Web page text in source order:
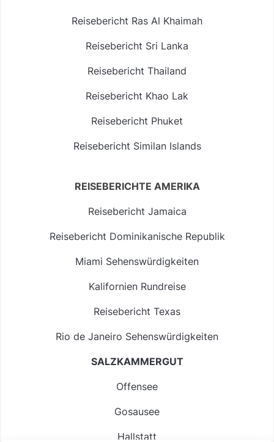
Reisebericht Ras Al Khaimah
Reisebericht Sri Lanka
Reisebericht Thailand
Reisebericht Khao Lak
Reisebericht Phuket
Reisebericht Similan Islands
REISEBERICHTE AMERIKA
Reisebericht Jamaica
Reisebericht Dominikanische Republik
Miami Sehenswürdigkeiten
Kalifornien Rundreise
Reisebericht Texas
Rio de Janeiro Sehenswürdigkeiten
SALZKAMMERGUT
Offensee
Gosausee
Hallstatt